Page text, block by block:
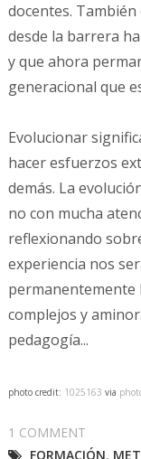
docentes.
desde la barrera
y que ahora
generacional que
Evolucionar
hacer esfuerzos
demás. La
no con mucha
reflexionando
experiencia nos
permanentemente
complejos y
pedagogía...
photo credit: 1025163 via
1 COMMENT
FORMACIÓN,